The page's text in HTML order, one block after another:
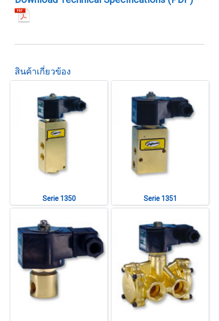
สินค้าเกี่ยวข้อง
Serie 1350 Serie 1351